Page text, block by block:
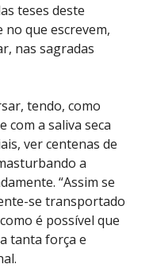
teses deste
que escrevem,
nas sagradas
tendo, como
com a saliva seca
ver centenas de
a
“Assim se
se transportado
é possível que
tanta força e